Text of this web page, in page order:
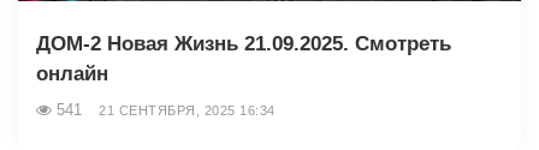
ДОМ-2 Новая Жизнь 21.09.2025. Смотреть
онлайн
541 21 СЕНТЯБРЯ, 2025 16:34